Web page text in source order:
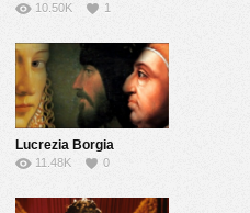
10.50K 1
Lucrezia Borgia
11.48K 0